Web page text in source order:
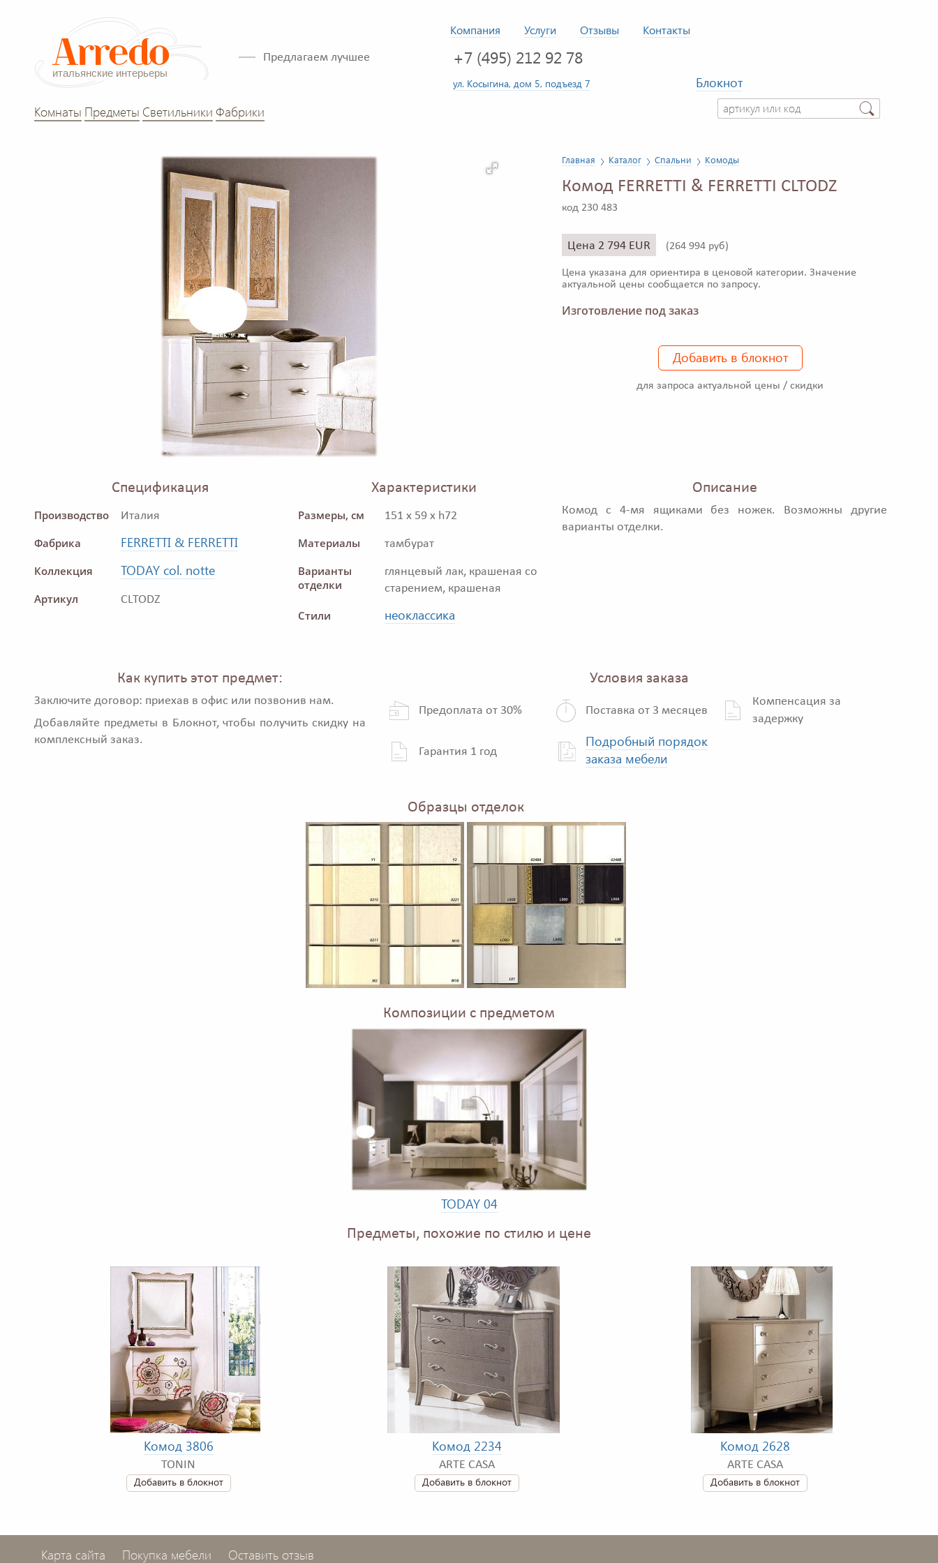
Компания Услуги Отзывы Контакты
Предлагаем лучшее +7 (495) 212 92 78
ул. Косыгина, дом 5, подъезд 7
Блокнот
Комнаты Предметы Светильники Фабрики
Главная Каталог Спальни Комоды
Комод FERRETTI & FERRETTI CLTODZ
код 230 483
Цена 2 794 EUR (264 994 руб)
Цена указана для ориентира в ценовой категории. Значение
актуальной цены сообщается по запросу.
Изготовление под заказ
Добавить в блокнот
для запроса актуальной цены / скидки
Спецификация
Производство Италия
Фабрика FERRETTI & FERRETTI
Коллекция TODAY col. notte
Артикул CLTODZ
Характеристики
Размеры, см 151 x 59 x h72
Материалы тамбурат
Варианты
отделки
глянцевый лак, крашеная со
старением, крашеная
Стили неоклассика
Описание
Комод с 4-мя ящиками без ножек. Возможны другие
варианты отделки.
Как купить этот предмет:
Заключите договор: приехав в офис или позвонив нам.
Добавляйте предметы в Блокнот, чтобы получить скидку на
комплексный заказ.
Условия заказа
Предоплата от 30% Поставка от 3 месяцев
Компенсация за
задержку
Гарантия 1 год
Подробный порядок
заказа мебели
Образцы отделок
Композиции с предметом
TODAY 04
Предметы, похожие по стилю и цене
Комод 3806
TONIN
Добавить в блокнот
Комод 2234
ARTE CASA
Добавить в блокнот
Комод 2628
ARTE CASA
Добавить в блокнот
Карта сайта Покупка мебели Оставить отзыв